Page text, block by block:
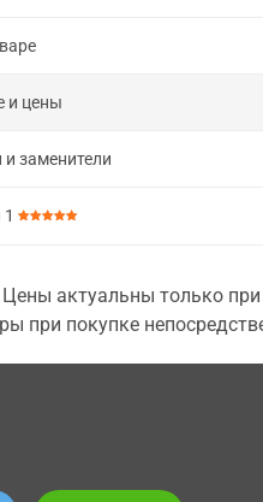
и цены
и заменители
1
Цены актуальны только
при покупке